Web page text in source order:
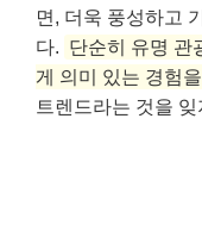
면, 더욱 풍성하고
다. 단순히 유명 관
게 의미 있는 경험
트렌드라는 것을 잊